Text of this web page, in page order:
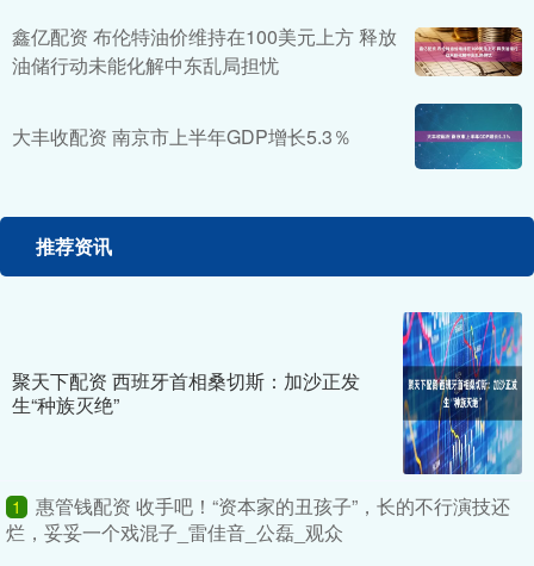
鑫亿配资 布伦特油价维持在100美元上方 释放
油储行动未能化解中东乱局担忧
大丰收配资 南京市上半年GDP增长5.3％
推荐资讯
聚天下配资 西班牙首相桑切斯：加沙正发
生“种族灭绝”
1
惠管钱配资 收手吧！“资本家的丑孩子”，长的不行演技还
烂，妥妥一个戏混子_雷佳音_公磊_观众